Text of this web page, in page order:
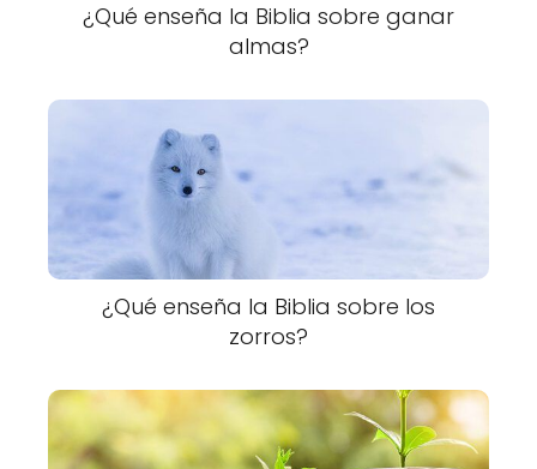
¿Qué enseña la Biblia sobre ganar
almas?
¿Qué enseña la Biblia sobre los
zorros?